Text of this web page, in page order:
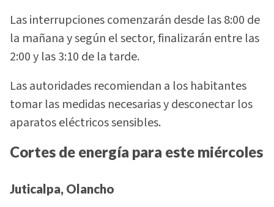
Las interrupciones comenzarán desde las 8:00 de
la mañana y según el sector, finalizarán entre las
2:00 y las 3:10 de la tarde.
Las autoridades recomiendan a los habitantes
tomar las medidas necesarias y desconectar los
aparatos eléctricos sensibles.
Cortes de energía para este miércoles
Juticalpa, Olancho